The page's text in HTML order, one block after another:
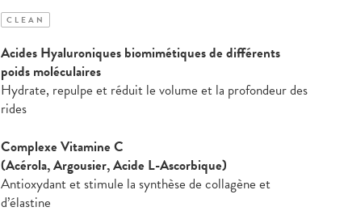
CLEAN
Acides Hyaluroniques biomimétiques de différents
poids moléculaires
Hydrate, repulpe et réduit le volume et la profondeur des
rides
Complexe Vitamine C
(Acérola, Argousier, Acide L-Ascorbique)
Antioxydant et stimule la synthèse de collagène et
d’élastine